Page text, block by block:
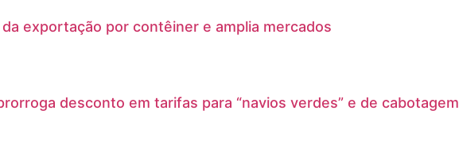
exportação por contêiner e amplia mercados
desconto em tarifas para “navios verdes” e de cabotagem